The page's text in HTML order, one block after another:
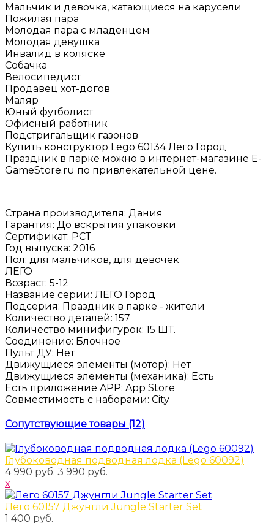
Мальчик и девочка, катающиеся на карусели
Пожилая пара
Молодая пара с младенцем
Молодая девушка
Инвалид в коляске
Собачка
Велосипедист
Продавец хот-догов
Маляр
Юный футболист
Офисный работник
Подстригальщик газонов
Купить конструктор Lego 60134 Лего Город
Праздник в парке можно в интернет-магазине E-
GameStore.ru по привлекательной цене.
Страна производителя: Дания
Гарантия: До вскрытия упаковки
Сертификат: РСТ
Год выпуска: 2016
Пол: для мальчиков, для девочек
ЛЕГО
Возраст: 5-12
Название серии: ЛЕГО Город
Подсерия: Праздник в парке - жители
Количество деталей: 157
Количество минифигурок: 15 ШТ.
Соединение: Блочное
Пульт ДУ: Нет
Движущиеся элементы (мотор): Нет
Движущиеся элементы (механика): Есть
Есть приложение APP: App Store
Совместимость с наборами: City
Сопутствующие товары (12)
Глубоководная подводная лодка (Lego 60092)
4 990 руб. 3 990 руб.
x
Лего 60157 Джунгли Jungle Starter Set
1 400 руб.